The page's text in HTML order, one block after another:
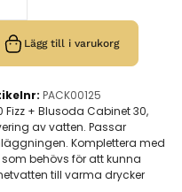
Lägg till i varukorg
PACK00125
+ Blusoda Cabinet 30,
av vatten. Passar
Komplettera med
behövs för att kunna
till varma drycker